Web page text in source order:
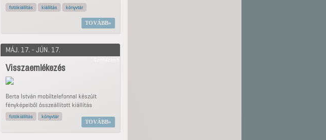
fotókiállítás kiállítás könyvtár
TOVÁBB
MÁJ. 17. - JÚN. 17.
Visszaemlékezés
Berta István mobiltelefonnal készült
fényképeiből összeállított kiállítás
fotókiállítás könyvtár
TOVÁBB